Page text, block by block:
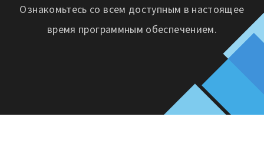
Ознакомьтесь со всем доступным в настоящее
время программным обеспечением.